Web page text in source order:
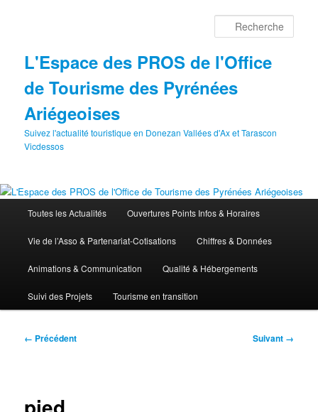
L'Espace des PROS de l'Office
de Tourisme des Pyrénées
Ariégeoises
Suivez l'actualité touristique en Donezan Vallées d'Ax et Tarascon
Vicdessos
principal
Toutes les Actualités Ouvertures Points Infos & Horaires
Vie de l’Asso & Partenariat-Cotisations Chiffres & Données
Animations & Communication Qualité & Hébergements
Suivi des Projets Tourisme en transition
Navigation
← Précédent Suivant →